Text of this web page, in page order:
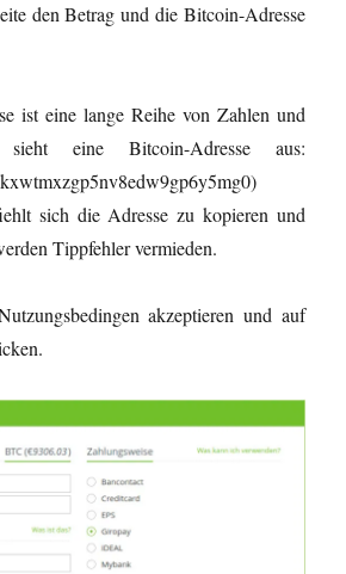
den Betrag und die Bitcoin-Adresse
ist eine lange Reihe von Zahlen und
sieht eine Bitcoin-Adresse aus:
sich die Adresse zu kopieren und
Tippfehler vermieden.
akzeptieren und auf